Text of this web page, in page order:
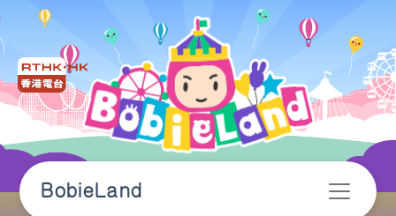
BobieLand